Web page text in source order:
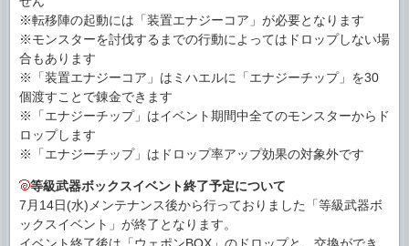
※転移陣の起動には「装置エナジーコア」が必要となります
※モンスターを討伐するまでの行動によってはドロップしない場
合もあります
※「装置エナジーコア」はミハエルに「エナジーチップ」を30
個渡すことで錬金できます
※「エナジーチップ」はイベント期間中全てのモンスターからド
ロップします
※「エナジーチップ」はドロップ率アップ効果の対象外です
等級武器ボックスイベント終了予定について
7月14日(水)メンテナンス後から行っておりました「等級武器ボ
ックスイベント」が終了となります。
イベント終了後は「ウェポンBOX」のドロップと、交換ができ